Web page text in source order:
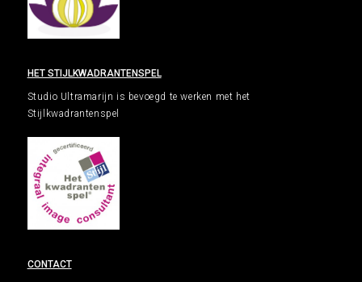
HET STIJLKWADRANTENSPEL
Studio Ultramarijn is bevoegd te werken met het
Stijlkwadrantenspel
CONTACT